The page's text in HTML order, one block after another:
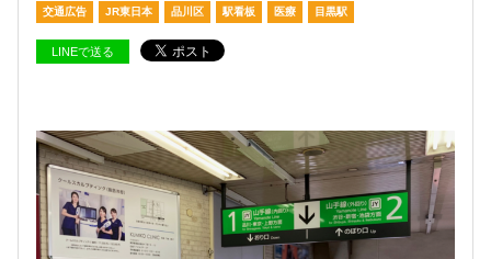
交通広告 JR東日本 品川区 駅看板 医療 目黒駅
LINEで送る